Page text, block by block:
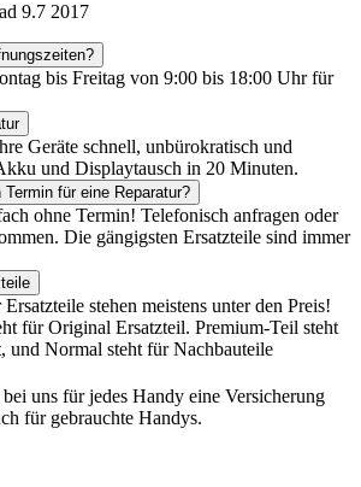
9.7 2017
bis Freitag von 9:00 bis 18:00 Uhr für
Geräte schnell, unbürokratisch und
und Displaytausch in 20 Minuten.
für eine Reparatur?
ohne Termin! Telefonisch anfragen oder
Die gängigsten Ersatzteile sind immer
stehen meistens unter den Preis!
für Original Ersatzteil. Premium-Teil steht
und Normal steht für Nachbauteile
uns für jedes Handy eine Versicherung
für gebrauchte Handys.